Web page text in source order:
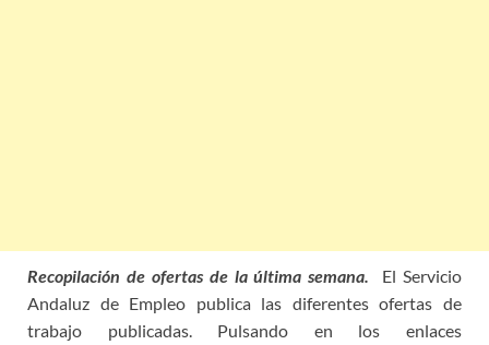
Recopilación de ofertas de la última semana.
El Servicio
Andaluz de Empleo publica las diferentes ofertas de
trabajo publicadas. Pulsando en los enlaces